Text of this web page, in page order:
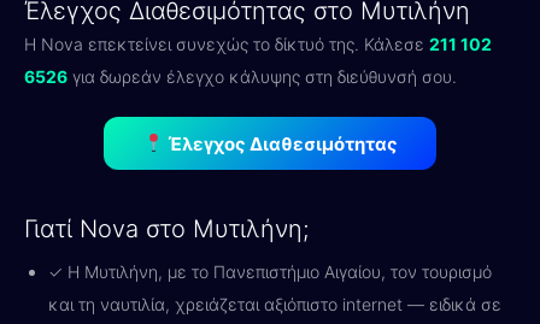
Έλεγχος Διαθεσιμότητας στο Μυτιλήνη
Η Nova επεκτείνει συνεχώς το δίκτυό της. Κάλεσε 211 102
6526 για δωρεάν έλεγχο κάλυψης στη διεύθυνσή σου.
Έλεγχος Διαθεσιμότητας
Γιατί Nova στο Μυτιλήνη;
✓ Η Μυτιλήνη, με το Πανεπιστήμιο Αιγαίου, τον τουρισμό
και τη ναυτιλία, χρειάζεται αξιόπιστο internet — ειδικά σε